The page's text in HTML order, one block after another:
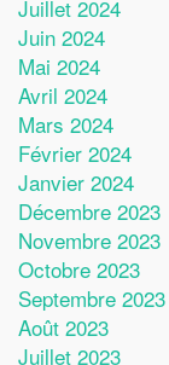
Juillet 2024
Juin 2024
Mai 2024
Avril 2024
Mars 2024
Février 2024
Janvier 2024
Décembre 2023
Novembre 2023
Octobre 2023
Septembre 2023
Août 2023
Juillet 2023